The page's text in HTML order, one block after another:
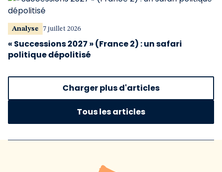
Analyse 7 juillet 2026
« Successions 2027 » (France 2) : un safari
politique dépolitisé
Charger plus d'articles
Tous les articles